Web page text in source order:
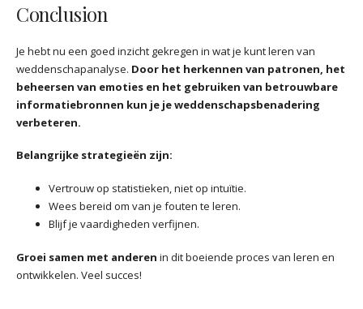
Conclusion
Je hebt nu een goed inzicht gekregen in wat je kunt leren van
weddenschapanalyse. Door het herkennen van patronen, het
beheersen van emoties en het gebruiken van betrouwbare
informatiebronnen kun je je weddenschapsbenadering
verbeteren.
Belangrijke strategieën zijn:
Vertrouw op statistieken, niet op intuïtie.
Wees bereid om van je fouten te leren.
Blijf je vaardigheden verfijnen.
Groei samen met anderen in dit boeiende proces van leren en
ontwikkelen. Veel succes!